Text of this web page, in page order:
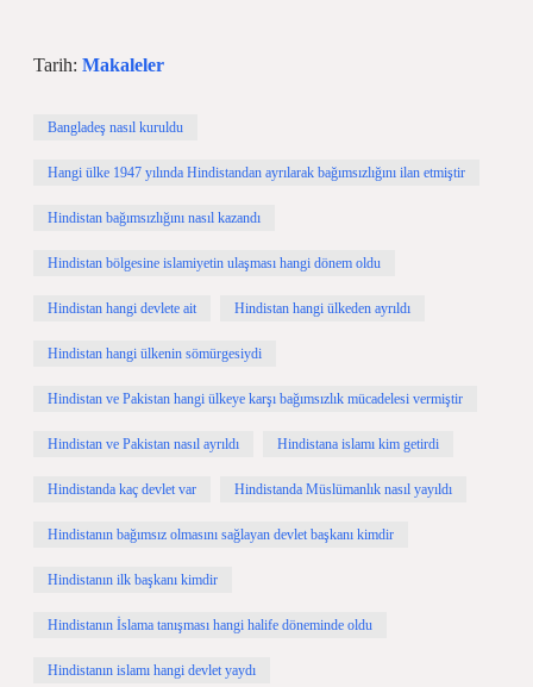
Tarih: Makaleler
Bangladeş nasıl kuruldu
Hangi ülke 1947 yılında Hindistandan ayrılarak bağımsızlığını ilan etmiştir
Hindistan bağımsızlığını nasıl kazandı
Hindistan bölgesine islamiyetin ulaşması hangi dönem oldu
Hindistan hangi devlete ait Hindistan hangi ülkeden ayrıldı
Hindistan hangi ülkenin sömürgesiydi
Hindistan ve Pakistan hangi ülkeye karşı bağımsızlık mücadelesi vermiştir
Hindistan ve Pakistan nasıl ayrıldı Hindistana islamı kim getirdi
Hindistanda kaç devlet var Hindistanda Müslümanlık nasıl yayıldı
Hindistanın bağımsız olmasını sağlayan devlet başkanı kimdir
Hindistanın ilk başkanı kimdir
Hindistanın İslama tanışması hangi halife döneminde oldu
Hindistanın islamı hangi devlet yaydı